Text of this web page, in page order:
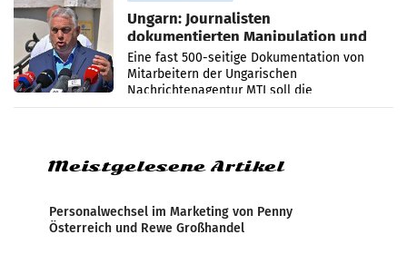
Ungarn: Journalisten
dokumentierten Manipulation und
Zensur
Eine fast 500-seitige Dokumentation von
Mitarbeitern der Ungarischen
Nachrichtenagentur MTI soll die
systematische Nachrichten-Manipulation und
Meistgelesene Artikel
Personalwechsel im Marketing von Penny
Österreich und Rewe Großhandel